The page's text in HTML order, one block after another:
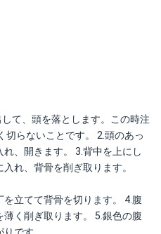
て、頭を落とします。この時注
らないことです。 2.頭のあっ
、開きます。 3.背中を上にし
れ、背骨を削ぎ取ります。
立てて背骨を切ります。 4.腹
く削ぎ取ります。 5.銀色の腹